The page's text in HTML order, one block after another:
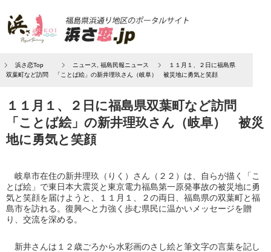
浜さ恋Top ニュース 福島民報ニュース
１１月１、２日に福島県
双葉町など訪問 「ことば絵」の新井理玖さん（岐阜） 被災地に勇気と笑顔
１１月１、２日に福島県双葉町など訪問
「ことば絵」の新井理玖さん（岐阜） 被災
地に勇気と笑顔
岐阜市在住の新井理玖（りく）さん（２２）は、自らが描く「こ
とば絵」で東日本大震災と東京電力福島第一原発事故の被災地に勇
気と笑顔を届けようと、１１月１、２の両日、福島県の双葉町と福
島市を訪れる。復興へと力強く歩む県民に温かいメッセージを贈
り、交流を深める。
新井さんは１２歳ごろから水彩画のさし絵と筆文字の言葉を記し